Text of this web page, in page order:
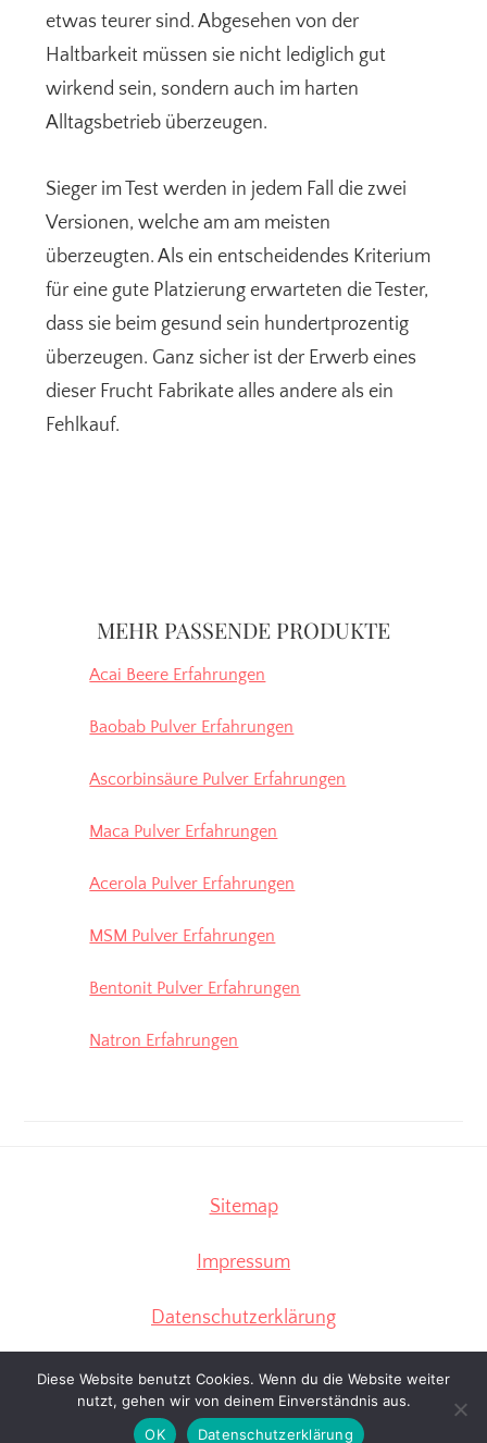
etwas teurer sind. Abgesehen von der
Haltbarkeit müssen sie nicht lediglich gut
wirkend sein, sondern auch im harten
Alltagsbetrieb überzeugen.
Sieger im Test werden in jedem Fall die zwei
Versionen, welche am am meisten
überzeugten. Als ein entscheidendes Kriterium
für eine gute Platzierung erwarteten die Tester,
dass sie beim gesund sein hundertprozentig
überzeugen. Ganz sicher ist der Erwerb eines
dieser Frucht Fabrikate alles andere als ein
Fehlkauf.
MEHR PASSENDE PRODUKTE
Acai Beere Erfahrungen
Baobab Pulver Erfahrungen
Ascorbinsäure Pulver Erfahrungen
Maca Pulver Erfahrungen
Acerola Pulver Erfahrungen
MSM Pulver Erfahrungen
Bentonit Pulver Erfahrungen
Natron Erfahrungen
Sitemap
Impressum
Datenschutzerklärung
Diese Website benutzt Cookies. Wenn du die Website weiter
nutzt, gehen wir von deinem Einverständnis aus.
OK
Datenschutzerklärung